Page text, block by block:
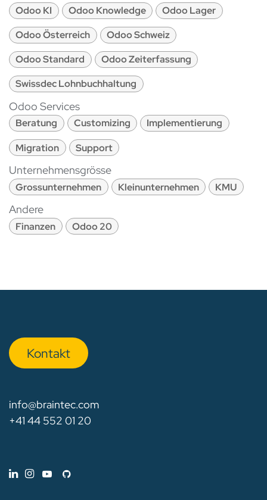
Odoo KI
Odoo Knowledge
Odoo Lager
Odoo Österreich
Odoo Schweiz
Odoo Standard
Odoo Zeiterfassung
Swissdec Lohnbuchhaltung
Odoo Services
Beratung Customizing
Implementierung
Migration
Support
Unternehmensgrösse
Grossunternehmen Kleinunternehmen KMU
Andere
Finanzen Odoo 20
Kon​​​​​​ta​​kt
info@braintec.com
+41 44 552 01 20